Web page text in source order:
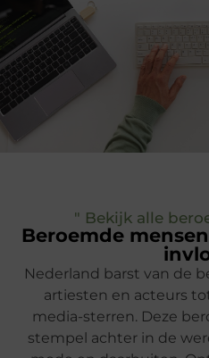
" Bekijk alle
Beroemde
Nederland barst van de
artiesten en acteurs
media-sterren. Deze
stempel achter in de